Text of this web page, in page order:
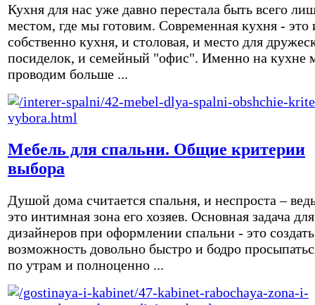
Кухня для нас уже давно перестала быть всего
местом, где мы готовим. Современная кухня - это
собственно кухня, и столовая, и место для
посиделок, и семейный "офис". Именно на кухне
проводим больше ...
Мебель для спальни. Общие критерии
выбора
Душой дома считается спальня, и неспроста –
это интимная зона его хозяев. Основная задача для
дизайнеров при оформлении спальни - это создать
возможность довольно быстро и бодро
по утрам и полноценно ...